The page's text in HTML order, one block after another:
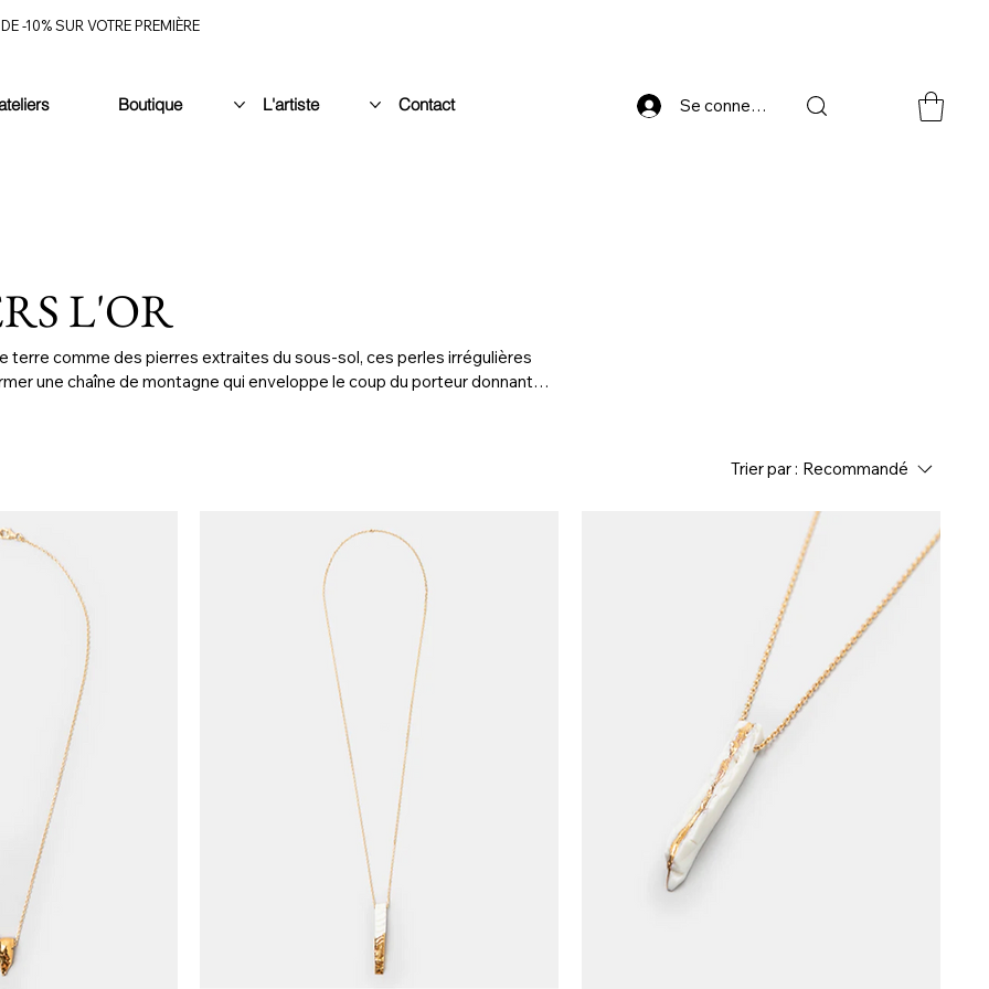
-10% SUR VOTRE PREMIÈRE
Se connecter
Boutique L'artiste Contact
L'OR
terre comme des pierres extraites du sous-sol, ces perles irrégulières
une chaîne de montagne qui enveloppe le coup du porteur donnant
Trier par : Recommandé